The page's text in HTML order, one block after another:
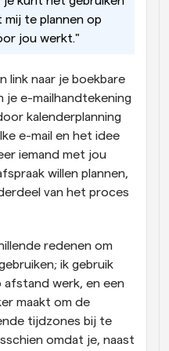
mij te plannen op
jou werkt."
link naar je boekbare
je e-mailhandtekening
kalenderplanning
e-mail en het idee
iemand met jou
willen plannen,
van het proces
redenen om
ik gebruik
afstand werk, en een
maakt om de
tijdzones bij te
omdat je, naast